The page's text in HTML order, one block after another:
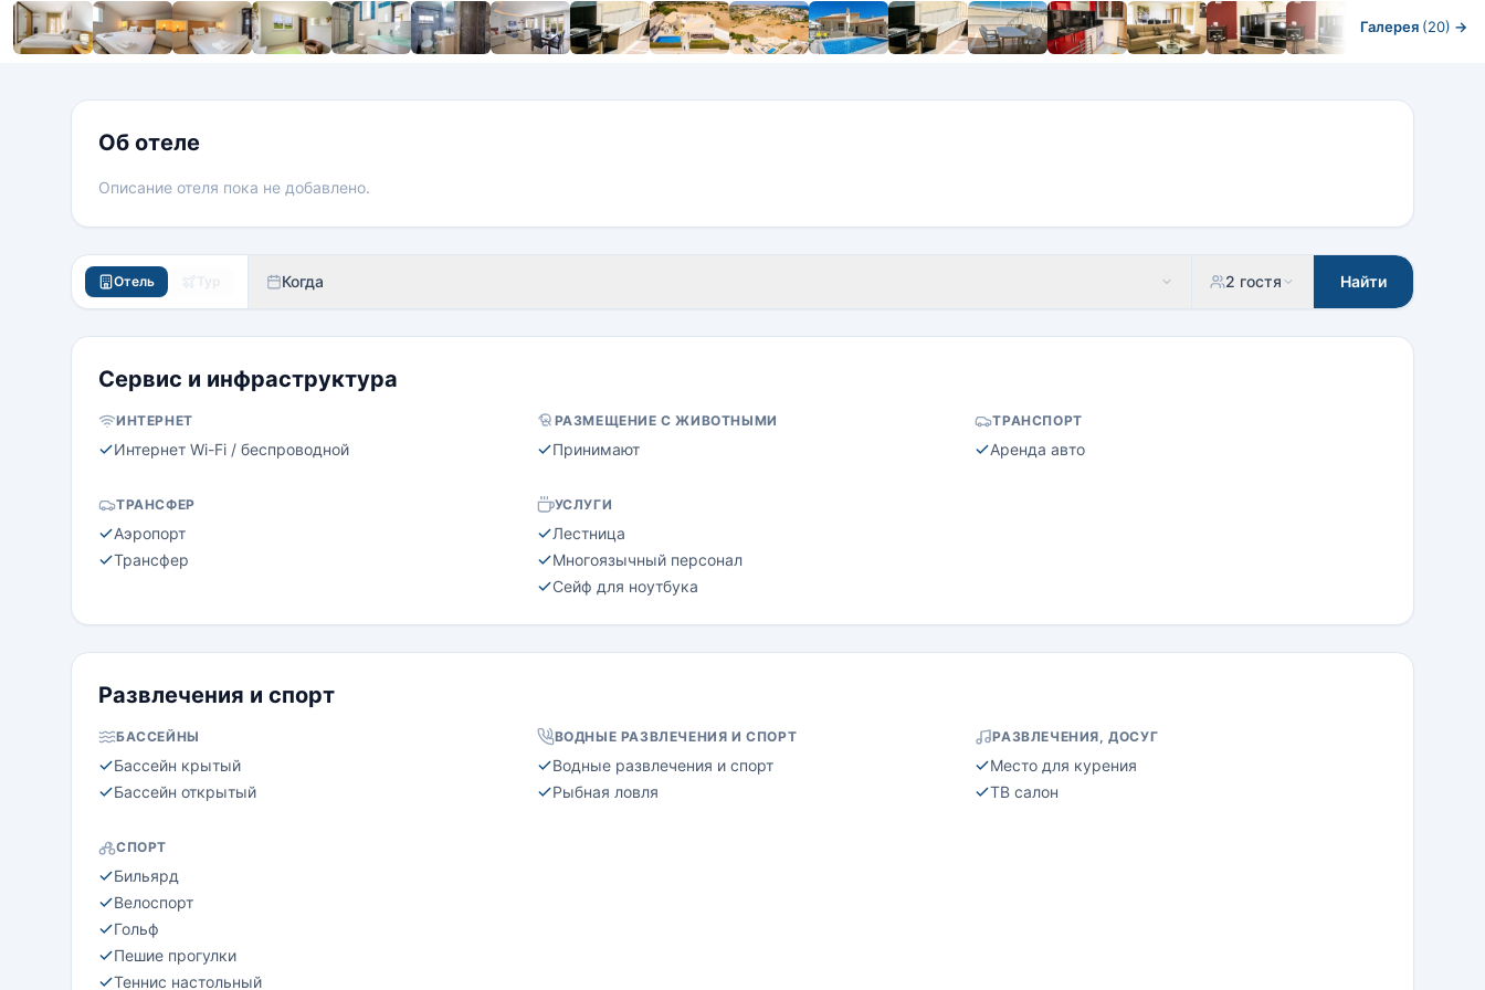
Галерея (20) →
Об отеле
Описание отеля пока не добавлено.
Отель Тур Когда 2 гостя Найти
Сервис и инфраструктура
ИНТЕРНЕТ
Интернет Wi-Fi / беспроводной
РАЗМЕЩЕНИЕ С ЖИВОТНЫМИ
Принимают
ТРАНСПОРТ
Аренда авто
ТРАНСФЕР
Аэропорт
Трансфер
УСЛУГИ
Лестница
Многоязычный персонал
Сейф для ноутбука
Развлечения и спорт
БАССЕЙНЫ
Бассейн крытый
Бассейн открытый
ВОДНЫЕ РАЗВЛЕЧЕНИЯ И СПОРТ
Водные развлечения и спорт
Рыбная ловля
РАЗВЛЕЧЕНИЯ, ДОСУГ
Место для курения
ТВ салон
СПОРТ
Бильярд
Велоспорт
Гольф
Пешие прогулки
Теннис настольный